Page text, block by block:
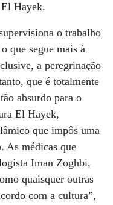
Hayek.
o trabalho
que segue mais à
a peregrinação
que é totalmente
absurdo para o
El Hayek,
que impôs uma
As médicas que
Iman Zoghbi,
quaisquer outras
com a cultura”,